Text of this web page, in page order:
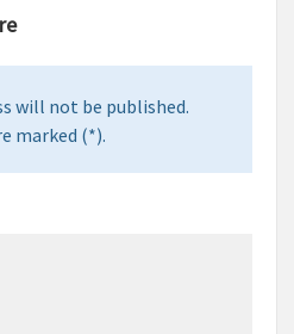
will not be published.
marked (*).